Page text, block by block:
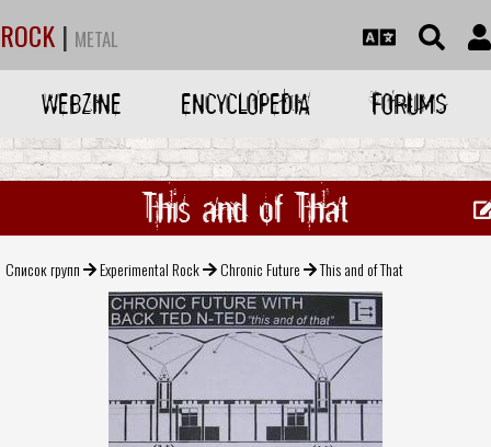
ROCK | METAL
WEBZINE ENCYCLOPEDIA FORUMS
This and of That
Список групп Experimental Rock Chronic Future This and of That